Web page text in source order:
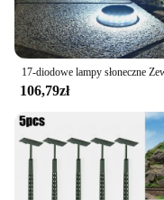
106,79zł